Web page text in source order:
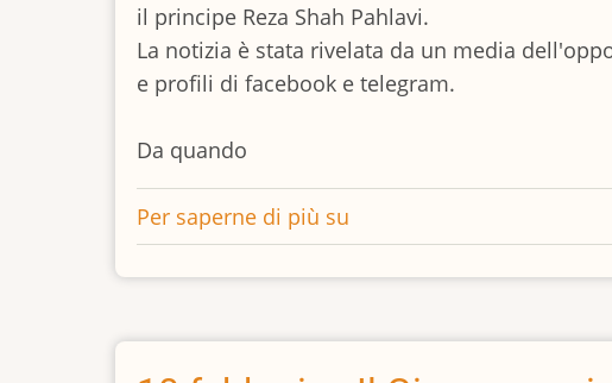
il principe Reza Shah Pahlavi.
La notizia è stata rivelata da un media
e profili di facebook e telegram.
Da quando
Per saperne di più su
repubblica
islamica
10